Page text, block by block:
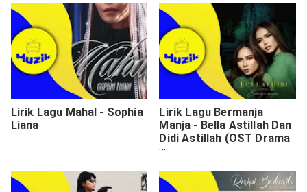
Lirik Lagu Mahal - Sophia
Liana
Lirik Lagu Bermanja
Manja - Bella Astillah Dan
Didi Astillah (OST Drama
Leha Leya Lawa)